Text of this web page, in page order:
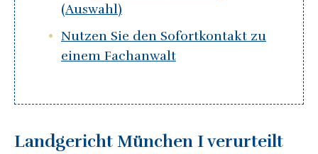
(Auswahl)
Nutzen Sie den Sofortkontakt zu
einem Fachanwalt
Landgericht München I verurteilt